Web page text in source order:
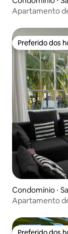
Apartamento
Preferido dos
Preferido dos
Condomínio ⋅
Apartamento